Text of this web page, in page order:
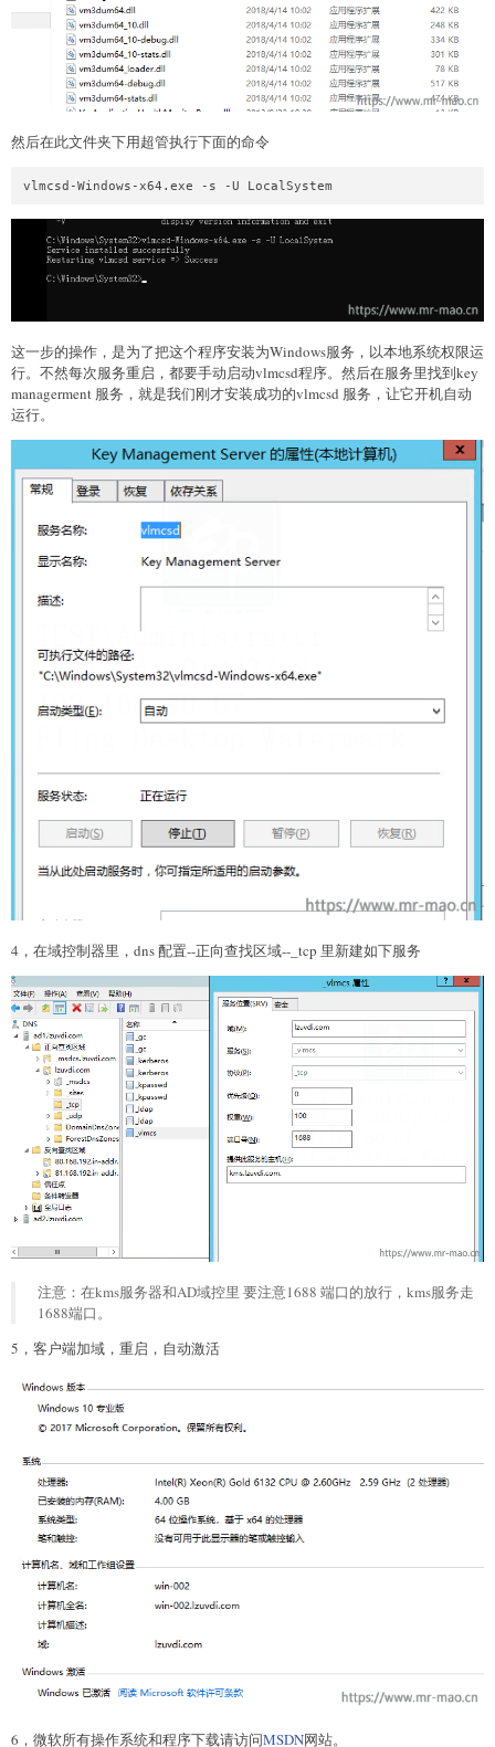
然后在此文件夹下用超管执行下面的命令
vlmcsd-Windows-x64.exe -s -U LocalSystem
这一步的操作，是为了把这个程序安装为Windows服务，以本地系统权限运
行。不然每次服务重启，都要手动启动vlmcsd程序。然后在服务里找到key
managerment 服务，就是我们刚才安装成功的vlmcsd 服务，让它开机自动
运行。
4，在域控制器里，dns 配置--正向查找区域--_tcp 里新建如下服务
注意：在kms服务器和AD域控里 要注意1688 端口的放行，kms服务走
1688端口。
5，客户端加域，重启，自动激活
6，微软所有操作系统和程序下载请访问MSDN网站。